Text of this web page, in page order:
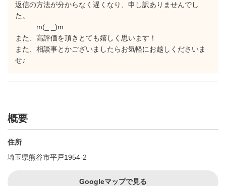
返信の方法が分からなく遅くなり、申し訳ありませんでし
た。
m(_ _)m
また、高評価を頂きとても嬉しく思います！
また、相談事とかございましたらお気軽にお越しくださいま
せ♪
概要
住所
埼玉県熊谷市平戸1954-2
Googleマップで見る